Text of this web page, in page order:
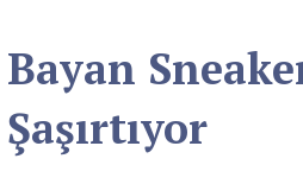
Bayan
Şaşırtıyor